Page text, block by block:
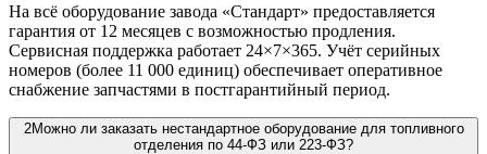
На всё оборудование завода «Стандарт» предоставляется
гарантия от 12 месяцев с возможностью продления.
Сервисная поддержка работает 24×7×365. Учёт серийных
номеров (более 11 000 единиц) обеспечивает оперативное
снабжение запчастями в постгарантийный период.
2Можно ли заказать нестандартное оборудование для топливного
отделения по 44-ФЗ или 223-ФЗ?